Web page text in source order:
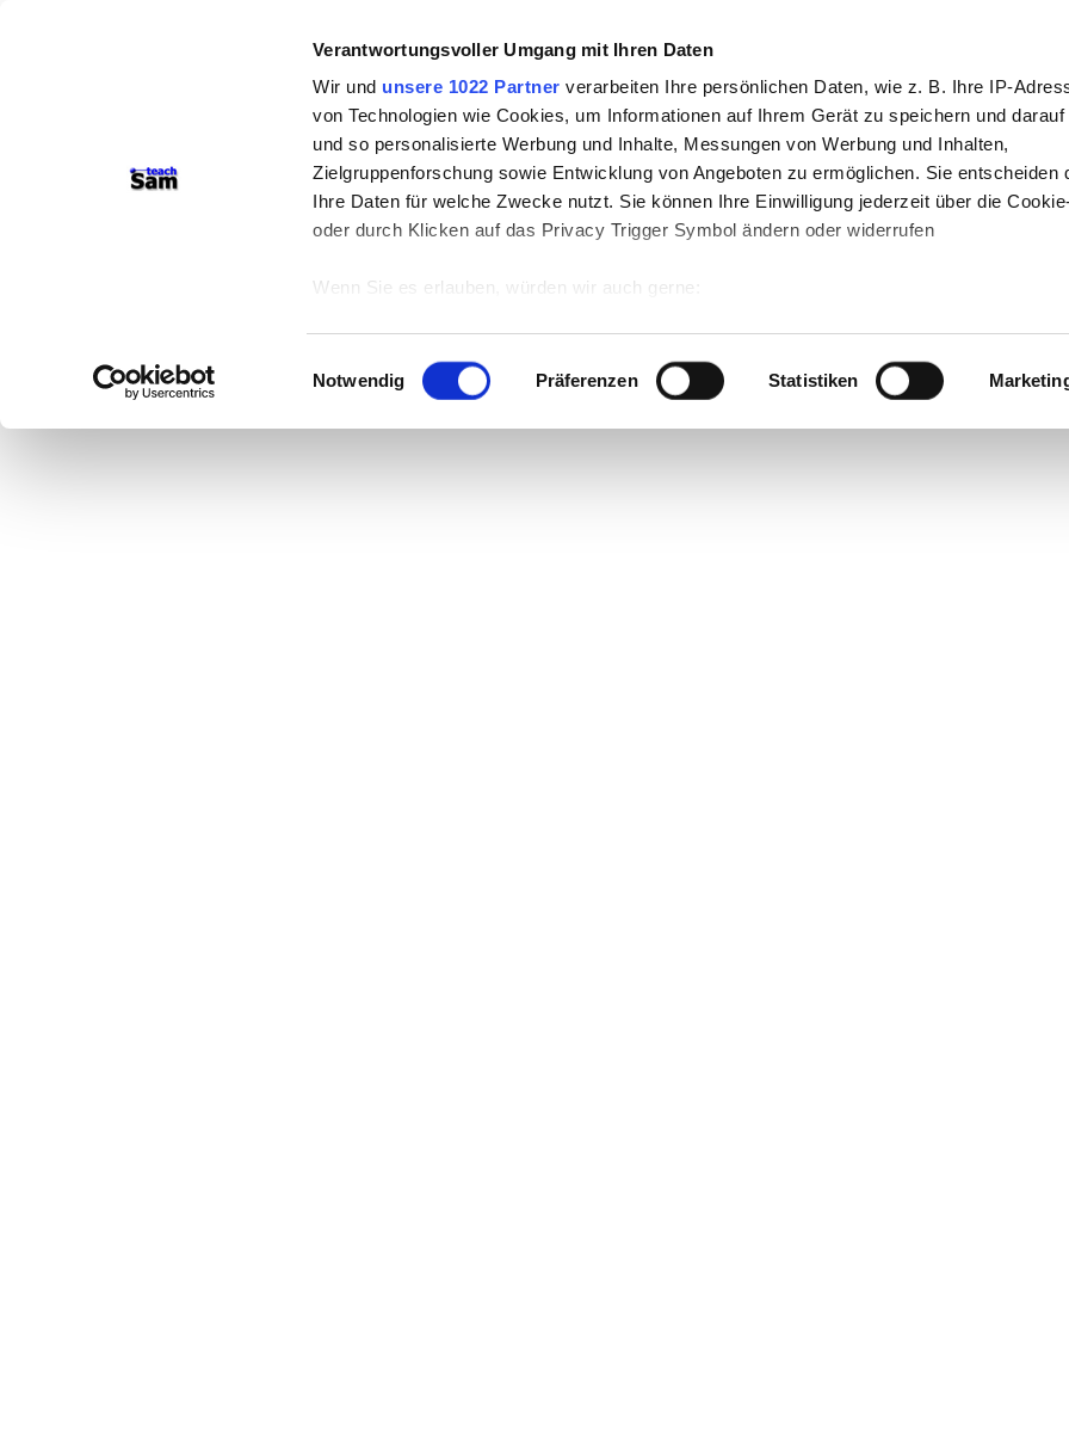
Verantwortungsvoller Umgang mit Ihren Daten
Wir und unsere 1022 Partner verarbeiten Ihre persönlichen Daten, wie z. B. Ihre IP-
von Technologien wie Cookies, um Informationen auf Ihrem Gerät zu speichern und
und so personalisierte Werbung und Inhalte, Messungen von Werbung und Inhalten,
Zielgruppenforschung sowie Entwicklung von Angeboten zu ermöglichen. Sie entscheiden
Ihre Daten für welche Zwecke nutzt. Sie können Ihre Einwilligung jederzeit über die
oder durch Klicken auf das Privacy Trigger Symbol ändern oder widerrufen
Wenn Sie es erlauben, würden wir auch gerne:
Ihr Gerät durch aktives Scannen nach bestimmten Merkmalen (Fingerprinting)
Erfahren Sie mehr darüber, wie Ihre persönlichen Daten verarbeitet werden, und legen Sie
Präferenzen imAbschnitt Einzelheitenfest.
Einwilligungsauswahl
Notwendig Präferenzen Statistiken